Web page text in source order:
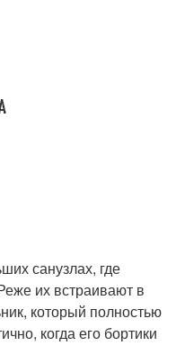
санузлах, где
их встраивают в
который полностью
когда его бортики